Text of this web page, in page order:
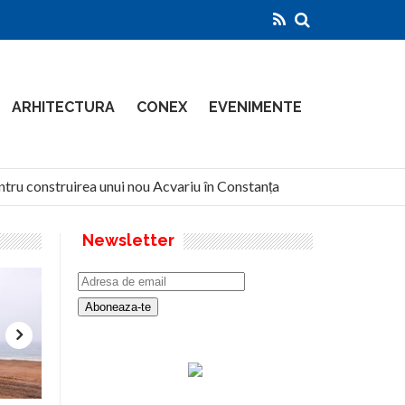
ARHITECTURA CONEX EVENIMENTE
construirea unui nou Acvariu în Constanța
Newsletter